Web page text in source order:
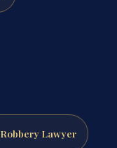
Robbery Lawyer